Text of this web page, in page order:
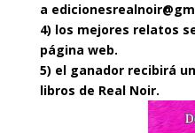
a
4) los mejores relatos
página web.
5) el ganador recibirá
libros de Real Noir.